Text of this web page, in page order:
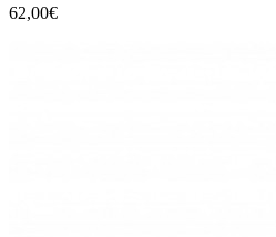
62,00€